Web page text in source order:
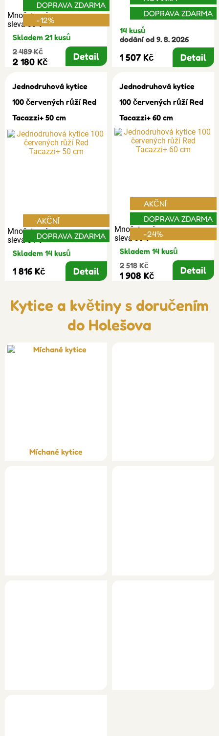
Množstevní
sleva 30%
DOPRAVA ZDARMA
-12%
Skladem 21 kusů
2 489 Kč
2 180 Kč Detail
DOPRAVA ZDARMA
14 kusů
dodání od 9. 8. 2026
1 507 Kč Detail
Jednodruhová kytice
100 červených růží Red
Tacazzi+ 50 cm
Množstevní
sleva 31%
AKČNÍ
DOPRAVA ZDARMA
Skladem 14 kusů
1 816 Kč Detail
Jednodruhová kytice
100 červených růží Red
Tacazzi+ 60 cm
Množstevní
sleva 30%
AKČNÍ
DOPRAVA ZDARMA
-24%
Skladem 14 kusů
2 518 Kč
1 908 Kč Detail
Kytice a květiny s doručením
do Holešova
Míchané kytice